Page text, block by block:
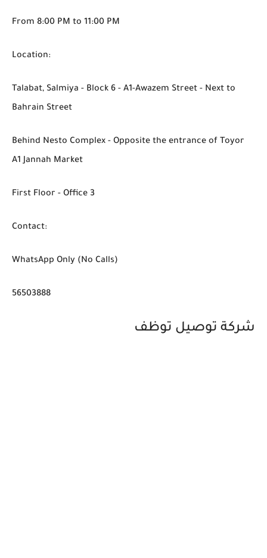
From 8:00 PM to 11:00 PM
Location:
Talabat, Salmiya - Block 6 - A1-Awazem Street - Next to
Bahrain Street
Behind Nesto Complex - Opposite the entrance of Toyor
A1 Jannah Market
First Floor - Office 3
Contact:
WhatsApp Only (No Calls)
56503888
شركة توصيل توظف